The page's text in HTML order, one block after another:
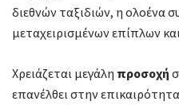
διεθνών ταξιδιών, η ολοένα
μεταχειρισμένων επίπλων
Χρειάζεται μεγάλη προσοχή
επανέλθει στην